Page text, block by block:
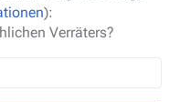
):
Verräters?